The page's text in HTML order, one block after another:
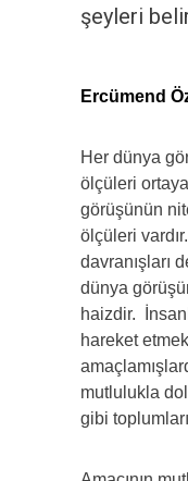
şeyleri
Ercümend
Her dünya
ölçüleri
görüşünün
ölçüleri
davranışları
dünya
haizdir.
hareket
mutlulukla
gibi